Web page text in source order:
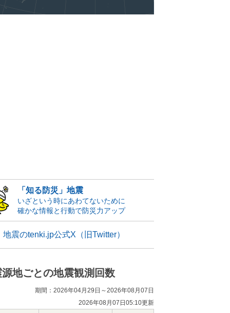
「知る防災」地震
いざという時にあわてないために
確かな情報と行動で防災力アップ
地震のtenki.jp公式X（旧Twitter）
源地ごとの地震観測回数
期間：2026年04月29日～2026年08月07日
2026年08月07日05:10更新